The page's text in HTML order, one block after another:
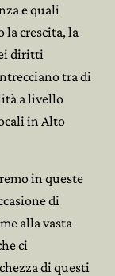
e quali
crescita, la
diritti
tra di
a livello
in Alto
in queste
di
alla vasta
ci
di questi